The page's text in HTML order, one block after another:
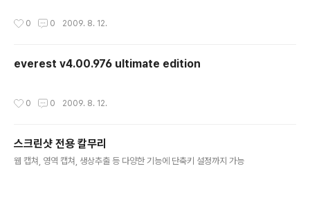
0 0 2009. 8. 12.
everest v4.00.976 ultimate edition
0 0 2009. 8. 12.
스크린샷 전용 칼무리
웹 캡쳐, 영역 캡쳐, 생상추출 등 다양한 기능에 단축키 설정까지 가능